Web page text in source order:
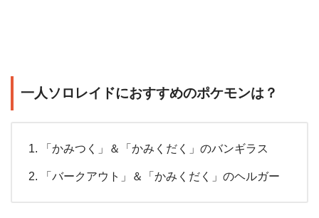
一人ソロレイドにおすすめのポケモンは？
「かみつく」＆「かみくだく」のバンギラス
「バークアウト」＆「かみくだく」のヘルガー